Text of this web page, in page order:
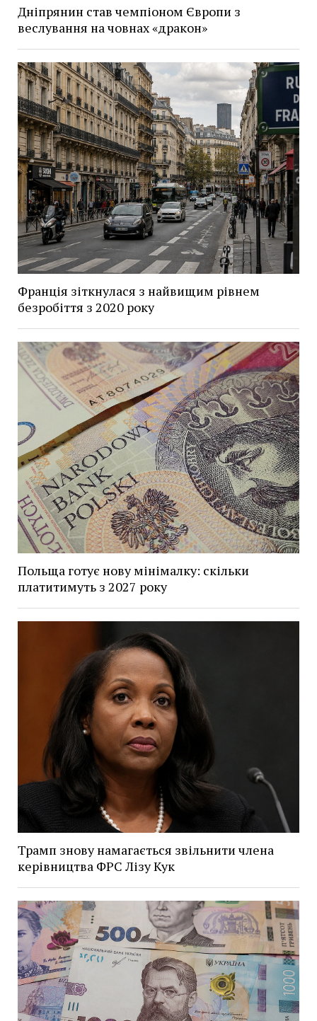
Дніпрянин став чемпіоном Європи з
веслування на човнах «дракон»
Франція зіткнулася з найвищим рівнем
безробіття з 2020 року
Польща готує нову мінімалку: скільки
платитимуть з 2027 року
Трамп знову намагається звільнити члена
керівництва ФРС Лізу Кук